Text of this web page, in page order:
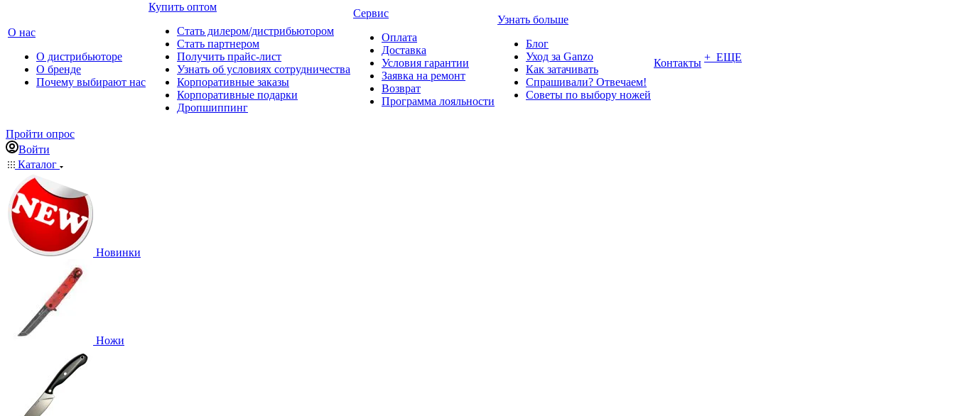
О нас
О дистрибьюторе
О бренде
Почему выбирают нас
Купить оптом
Стать дилером/дистрибьютором
Стать партнером
Получить прайс-лист
Узнать об условиях сотрудничества
Корпоративные заказы
Корпоративные подарки
Дропшиппинг
Сервис
Оплата
Доставка
Условия гарантии
Заявка на ремонт
Возврат
Программа лояльности
Узнать больше
Блог
Уход за Ganzo
Как затачивать
Спрашивали? Отвечаем!
Советы по выбору ножей
Контакты + ЕЩЕ
Пройти опрос
Войти
Каталог
Новинки
Ножи